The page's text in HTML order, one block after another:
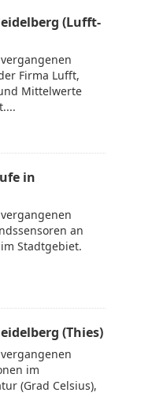
(Lufft-
Firma Lufft,
Mittelwerte
in
an
Stadtgebiet.
(Thies)
im
(Grad Celsius),